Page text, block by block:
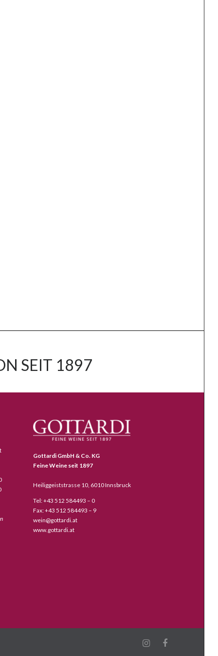
SEIT 1897
Gottardi GmbH & Co. KG
Feine Weine seit 1897
Heiliggeiststrasse 10, 6010 Innsbruck
Tel: +43 512 584493 – 0
Fax: +43 512 584493 – 9
wein@gottardi.at
www.gottardi.at